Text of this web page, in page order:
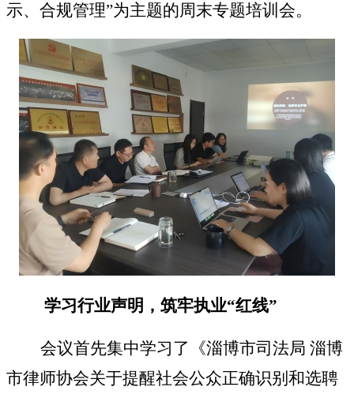
示、合规管理”为主题的周末专题培训会。
学习行业声明，筑牢执业“红线”
会议首先集中学习了《淄博市司法局 淄博
市律师协会关于提醒社会公众正确识别和选聘